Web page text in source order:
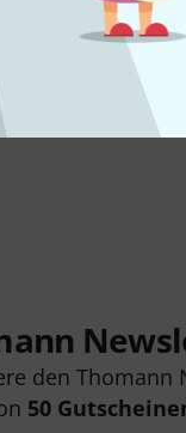
den Thomann
50